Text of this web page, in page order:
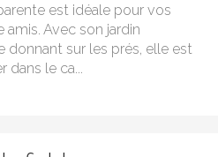
est idéale pour vos
Avec son jardin
donnant sur les prés, elle est
dans le ca...